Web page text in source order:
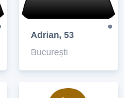
Adrian, 53
București